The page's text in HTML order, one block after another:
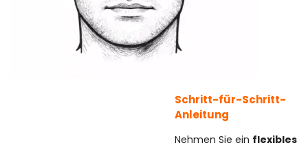
Schritt-für-Schritt-
Anleitung
Nehmen Sie ein flexibles